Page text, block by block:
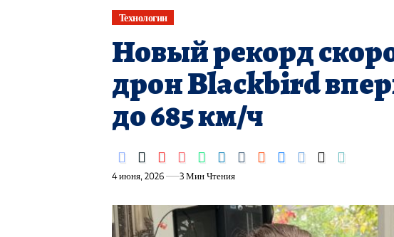
Технологии
Новый рекорд
дрон Blackbird
до 685 км/ч
4 июня, 2026 3 Мин Чтения